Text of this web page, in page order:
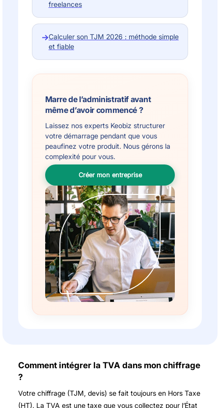
freelances
→Calculer son TJM 2026 : méthode simple
et fiable
Marre de l’administratif avant
même d’avoir commencé ?
Laissez nos experts Keobiz structurer
votre démarrage pendant que vous
peaufinez votre produit. Nous gérons la
complexité pour vous.
Créer mon entreprise
Comment intégrer la TVA dans mon chiffrage
?
Votre chiffrage (TJM, devis) se fait toujours en Hors Taxe
(HT). La TVA est une taxe que vous collectez pour l’État